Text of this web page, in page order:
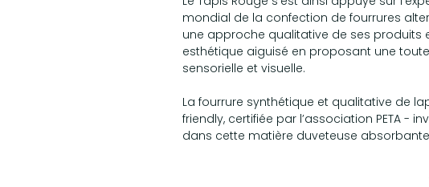
mondial de la confection de fourrures
une approche qualitative de ses produits
esthétique aiguisé en proposant une
sensorielle et visuelle.
La fourrure synthétique et qualitative de
friendly, certifiée par l’association PETA -
dans cette matière duveteuse